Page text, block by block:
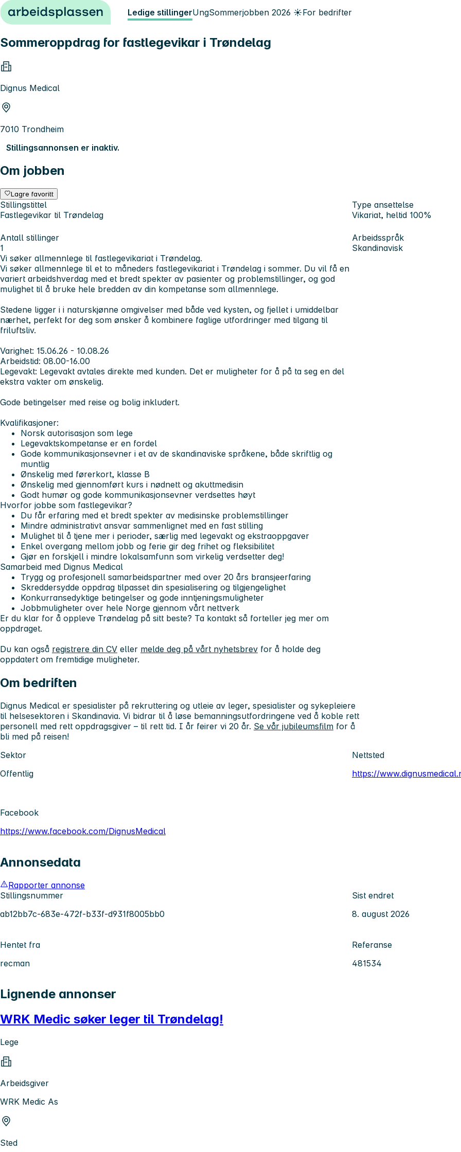
Hopp til innhold Ledige stillingerUngSommerjobben 2026 ☀️For bedrifter
Sommeroppdrag for fastlegevikar i Trøndelag
Dignus Medical
7010 Trondheim
Stillingsannonsen er inaktiv.
Om jobben
Lagre favoritt
Stillingstittel
Fastlegevikar til Trøndelag
Type ansettelse
Vikariat, heltid 100%
Antall stillinger
1
Arbeidsspråk
Skandinavisk
Vi søker allmennlege til fastlegevikariat i Trøndelag.
Vi søker allmennlege til et to måneders fastlegevikariat i Trøndelag i sommer. Du vil få en
variert arbeidshverdag med et bredt spekter av pasienter og problemstillinger, og god
mulighet til å bruke hele bredden av din kompetanse som allmennlege.
Stedene ligger i i naturskjønne omgivelser med både ved kysten, og fjellet i umiddelbar
nærhet, perfekt for deg som ønsker å kombinere faglige utfordringer med tilgang til
friluftsliv.
Varighet: 15.06.26 - 10.08.26
Arbeidstid: 08.00-16.00
Legevakt: Legevakt avtales direkte med kunden. Det er muligheter for å på ta seg en del
ekstra vakter om ønskelig.
Gode betingelser med reise og bolig inkludert.
Kvalifikasjoner:
Norsk autorisasjon som lege
Legevaktskompetanse er en fordel
Gode kommunikasjonsevner i et av de skandinaviske språkene, både skriftlig og
muntlig
Ønskelig med førerkort, klasse B
Ønskelig med gjennomført kurs i nødnett og akuttmedisin
Godt humør og gode kommunikasjonsevner verdsettes høyt
Hvorfor jobbe som fastlegevikar?
Du får erfaring med et bredt spekter av medisinske problemstillinger
Mindre administrativt ansvar sammenlignet med en fast stilling
Mulighet til å tjene mer i perioder, særlig med legevakt og ekstraoppgaver
Enkel overgang mellom jobb og ferie gir deg frihet og fleksibilitet
Gjør en forskjell i mindre lokalsamfunn som virkelig verdsetter deg!
Samarbeid med Dignus Medical
Trygg og profesjonell samarbeidspartner med over 20 års bransjeerfaring
Skreddersydde oppdrag tilpasset din spesialisering og tilgjengelighet
Konkurransedyktige betingelser og gode inntjeningsmuligheter
Jobbmuligheter over hele Norge gjennom vårt nettverk
Er du klar for å oppleve Trøndelag på sitt beste? Ta kontakt så forteller jeg mer om
oppdraget.
Du kan også registrere din CV eller melde deg på vårt nyhetsbrev for å holde deg
oppdatert om fremtidige muligheter.
Om bedriften
Dignus Medical er spesialister på rekruttering og utleie av leger, spesialister og sykepleiere
til helsesektoren i Skandinavia. Vi bidrar til å løse bemanningsutfordringene ved å koble rett
personell med rett oppdragsgiver – til rett tid. I år feirer vi 20 år. Se vår jubileumsfilm for å
bli med på reisen!
Sektor
Offentlig
Nettsted
https://
Facebook
https://www.facebook.com/DignusMedical
Annonsedata
Rapporter annonse
Stillingsnummer
ab12bb7c-683e-472f-b33f-d931f8005bb0
Sist endret
8. august 2026
Hentet fra
recman
Referanse
481534
Lignende annonser
WRK Medic søker leger til Trøndelag!
Lege
Arbeidsgiver
WRK Medic As
Sted